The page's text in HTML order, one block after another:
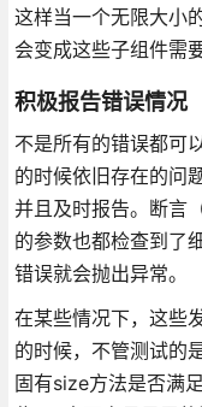
这样当一个无限大小
会变成这些子组件需
积极报告错误情况
不是所有的错误都可
的时候依旧存在的问
并且及时报告。断言
的参数也都检查到了
错误就会抛出异常。
在某些情况下，这些
的时候，不管测试的
固有size方法是否满